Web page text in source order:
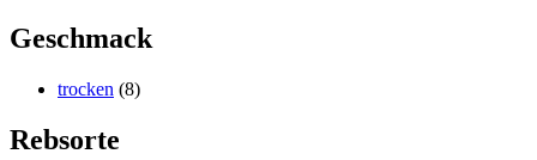
Geschmack
trocken (8)
Rebsorte